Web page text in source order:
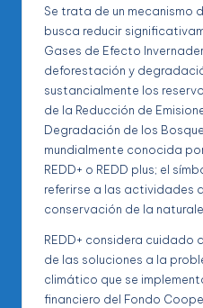
Se trata de un mecanismo
busca reducir
Gases de Efecto
deforestación y
sustancialmente los
de la Reducción de
Degradación de los
mundialmente conocida
REDD+ o REDD plus; el
referirse a las actividades
conservación de la
REDD+ considera cuidado
de las soluciones a la
climático que se
financiero del Fondo